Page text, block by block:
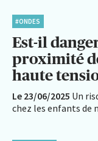
#ONDES
Est-il
proximité
haute
Le 23/06/2025 Un
chez les enfants de